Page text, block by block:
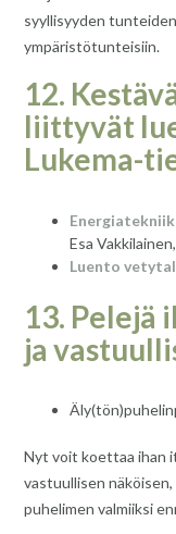
syyllisyyden
ympäristötunteisiin.
12.
liittyvät
Lukema-
Esa
Luento
13. Pelejä
ja
Nyt voit koettaa ihan
vastuullisen
puhelimen valmiiksi